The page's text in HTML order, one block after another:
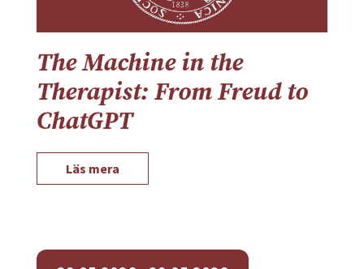
The Machine in the
Therapist: From Freud to
ChatGPT
Läs mera